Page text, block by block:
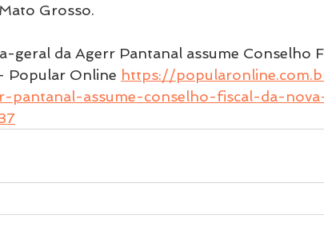
Grosso.
geral da Agerr Pantanal assume Conselho
Popular Online https://
pantanal-assume-conselho-fiscal-da-